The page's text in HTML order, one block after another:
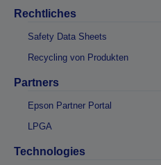
Rechtliches
Safety Data Sheets
Recycling von Produkten
Partners
Epson Partner Portal
LPGA
Technologies